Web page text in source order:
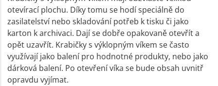
otevírací plochu. Díky tomu se hodí speciálně do
zasilatelství nebo skladování potřeb k tisku či jako
karton k archivaci. Dají se dobře opakovaně otevřít a
opět uzavřít. Krabičky s výklopným víkem se často
využívají jako balení pro hodnotné produkty, nebo jako
dárková balení. Po otevření víka se bude obsah uvnitř
opravdu vyjímat.